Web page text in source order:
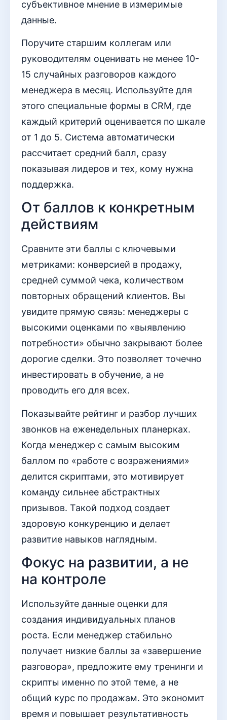
субъективное мнение в измеримые
данные.
Поручите старшим коллегам или
руководителям оценивать не менее 10-
15 случайных разговоров каждого
менеджера в месяц. Используйте для
этого специальные формы в CRM, где
каждый критерий оценивается по шкале
от 1 до 5. Система автоматически
рассчитает средний балл, сразу
показывая лидеров и тех, кому нужна
поддержка.
От баллов к конкретным
действиям
Сравните эти баллы с ключевыми
метриками: конверсией в продажу,
средней суммой чека, количеством
повторных обращений клиентов. Вы
увидите прямую связь: менеджеры с
высокими оценками по «выявлению
потребности» обычно закрывают более
дорогие сделки. Это позволяет точечно
инвестировать в обучение, а не
проводить его для всех.
Показывайте рейтинг и разбор лучших
звонков на еженедельных планерках.
Когда менеджер с самым высоким
баллом по «работе с возражениями»
делится скриптами, это мотивирует
команду сильнее абстрактных
призывов. Такой подход создает
здоровую конкуренцию и делает
развитие навыков наглядным.
Фокус на развитии, а не
на контроле
Используйте данные оценки для
создания индивидуальных планов
роста. Если менеджер стабильно
получает низкие баллы за «завершение
разговора», предложите ему тренинги и
скрипты именно по этой теме, а не
общий курс по продажам. Это экономит
время и повышает результативность